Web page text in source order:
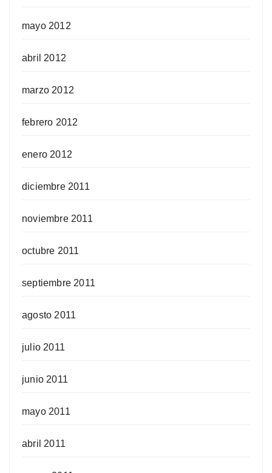
mayo 2012
abril 2012
marzo 2012
febrero 2012
enero 2012
diciembre 2011
noviembre 2011
octubre 2011
septiembre 2011
agosto 2011
julio 2011
junio 2011
mayo 2011
abril 2011